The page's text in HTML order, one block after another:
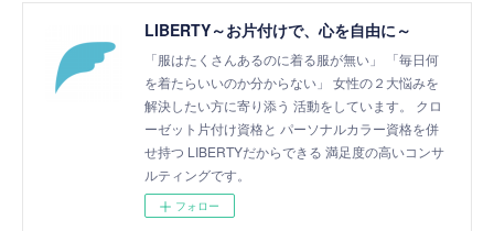
LIBERTY～お片付けで、心を自由に～
「服はたくさんあるのに着る服が無い」 「毎日何
を着たらいいのか分からない」 女性の２大悩みを
解決したい方に寄り添う 活動をしています。 クロ
ーゼット片付け資格と パーソナルカラー資格を併
せ持つ LIBERTYだからできる 満足度の高いコンサ
ルティングです。
フォロー